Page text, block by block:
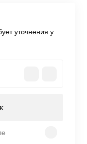
уточнения у